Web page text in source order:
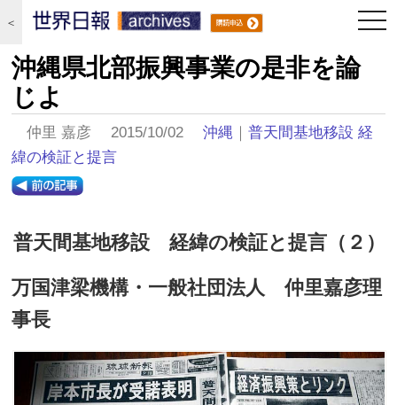
＜
沖縄県北部振興事業の是非を論
じよ
仲里 嘉彦 2015/10/02沖縄 ｜普天間基地移設 経
緯の検証と提言
普天間基地移設 経緯の検証と提言（２）
万国津梁機構・一般社団法人 仲里嘉彦理
事長